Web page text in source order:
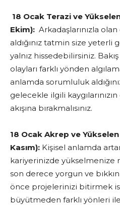
18 Ocak Terazi ve
Ekim): Arkadaşlarınızla
aldığınız tatmin size
yalnız hissedebilirsiniz.
olayları farklı yönden
anlamda sorumluluk
gelecekle ilgili
akışına bırakmalısınız.
18 Ocak Akrep ve
Kasım): Kişisel anlamda
kariyerinizde yükselmenize
son derece yorgun ve
önce projelerinizi bitirmek
büyütmeden farklı yönleri